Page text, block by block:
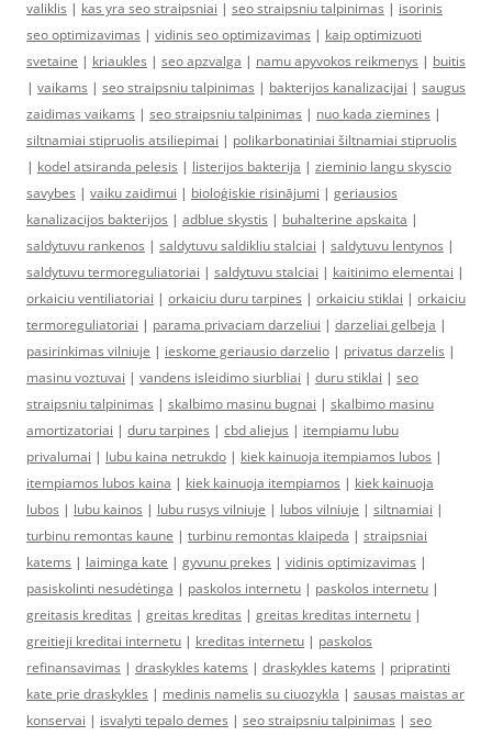
valiklis | kas yra seo straipsniai | seo straipsniu talpinimas | isorinis
seo optimizavimas | vidinis seo optimizavimas | kaip optimizuoti
svetaine | kriaukles | seo apzvalga | namu apyvokos reikmenys | buitis
| vaikams | seo straipsniu talpinimas | bakterijos kanalizacijai | saugus
zaidimas vaikams | seo straipsniu talpinimas | nuo kada ziemines |
siltnamiai stipruolis atsiliepimai | polikarbonatiniai šiltnamiai stipruolis
| kodel atsiranda pelesis | listerijos bakterija | zieminio langu skyscio
savybes | vaiku zaidimui | bioloģiskie risinājumi | geriausios
kanalizacijos bakterijos | adblue skystis | buhalterine apskaita |
saldytuvu rankenos | saldytuvu saldikliu stalciai | saldytuvu lentynos |
saldytuvu termoreguliatoriai | saldytuvu stalciai | kaitinimo elementai |
orkaiciu ventiliatoriai | orkaiciu duru tarpines | orkaiciu stiklai | orkaiciu
termoreguliatoriai | parama privaciam darzeliui | darzeliai gelbeja |
pasirinkimas vilniuje | ieskome geriausio darzelio | privatus darzelis |
masinu voztuvai | vandens isleidimo siurbliai | duru stiklai | seo
straipsniu talpinimas | skalbimo masinu bugnai | skalbimo masinu
amortizatoriai | duru tarpines | cbd aliejus | itempiamu lubu
privalumai | lubu kaina netrukdo | kiek kainuoja itempiamos lubos |
itempiamos lubos kaina | kiek kainuoja itempiamos | kiek kainuoja
lubos | lubu kainos | lubu rusys vilniuje | lubos vilniuje | siltnamiai |
turbinu remontas kaune | turbinu remontas klaipeda | straipsniai
katems | laiminga kate | gyvunu prekes | vidinis optimizavimas |
pasiskolinti nesudėtinga | paskolos internetu | paskolos internetu |
greitasis kreditas | greitas kreditas | greitas kreditas internetu |
greitieji kreditai internetu | kreditas internetu | paskolos
refinansavimas | draskykles katems | draskykles katems | pripratinti
kate prie draskykles | medinis namelis su ciuozykla | sausas maistas ar
konservai | isvalyti tepalo demes | seo straipsniu talpinimas | seo